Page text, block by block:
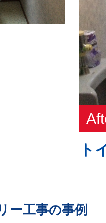
ト
ー工事の事例